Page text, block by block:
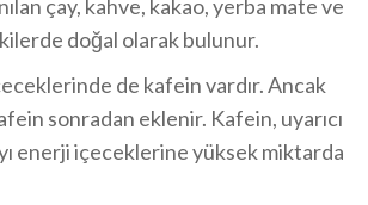
çay, kahve, kakao, yerba mate ve
doğal olarak bulunur.
de kafein vardır. Ancak
sonradan eklenir. Kafein, uyarıcı
enerji içeceklerine yüksek miktarda